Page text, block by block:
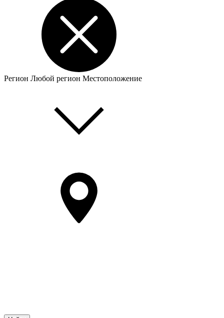
Регион Любой регион Местоположение